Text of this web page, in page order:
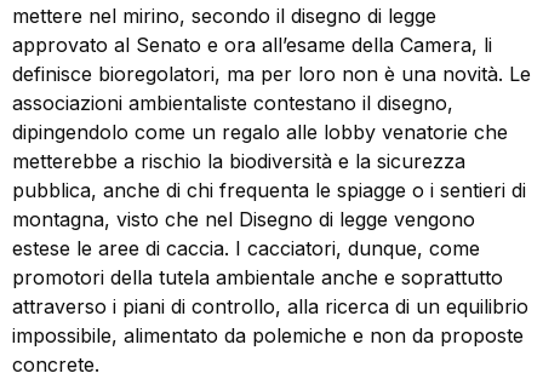
mettere nel mirino, secondo il disegno di legge
approvato al Senato e ora all’esame della Camera, li
definisce bioregolatori, ma per loro non è una novità. Le
associazioni ambientaliste contestano il disegno,
dipingendolo come un regalo alle lobby venatorie che
metterebbe a rischio la biodiversità e la sicurezza
pubblica, anche di chi frequenta le spiagge o i sentieri di
montagna, visto che nel Disegno di legge vengono
estese le aree di caccia. I cacciatori, dunque, come
promotori della tutela ambientale anche e soprattutto
attraverso i piani di controllo, alla ricerca di un equilibrio
impossibile, alimentato da polemiche e non da proposte
concrete.